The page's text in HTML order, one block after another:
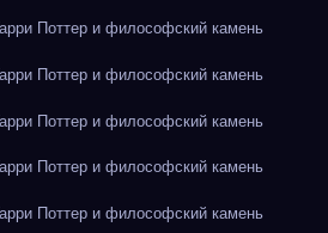
Поттер и философский камень
Поттер и философский камень
Поттер и философский камень
Поттер и философский камень
Поттер и философский камень